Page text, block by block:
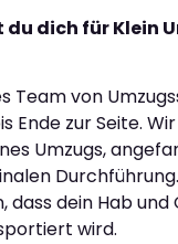
dich für Klein
Team von
Ende zur Seite.
Umzugs,
dass dein Hab und
wird.